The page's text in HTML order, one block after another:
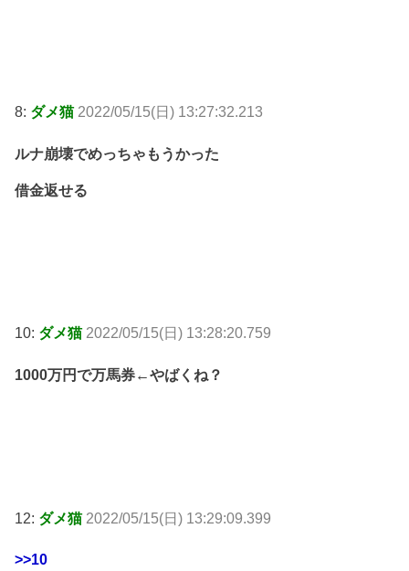
8: ダメ猫 2022/05/15(日) 13:27:32.213
ルナ崩壊でめっちゃもうかった
借金返せる
10: ダメ猫 2022/05/15(日) 13:28:20.759
1000万円で万馬券←やばくね？
12: ダメ猫 2022/05/15(日) 13:29:09.399
>>10